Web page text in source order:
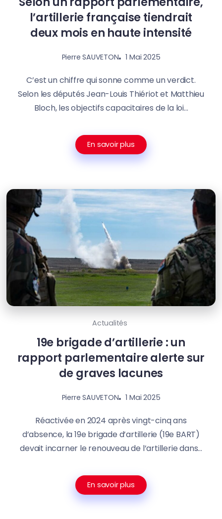
l’artillerie française tiendrait
deux mois en haute intensité
Pierre SAUVETON 1 Mai 2025
C’est un chiffre qui sonne comme un verdict.
Selon les députés Jean-Louis Thiériot et Matthieu
Bloch, les objectifs capacitaires de la loi...
En savoir plus
Actualités
19e brigade d’artillerie : un
rapport parlementaire alerte sur
de graves lacunes
Pierre SAUVETON 1 Mai 2025
Réactivée en 2024 après vingt-cinq ans
d’absence, la 19e brigade d’artillerie (19e BART)
devait incarner le renouveau de l’artillerie dans...
En savoir plus